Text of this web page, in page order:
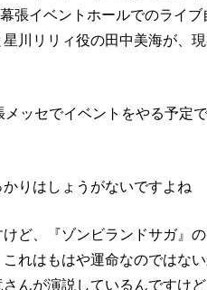
張イベントホールでのライ
川リリィ役の田中美海が、
ッセでイベントをやる予定
りはしょうがないですよね
ど、『ゾンビランドサガ』
れはもはや運命なのではな
んが演説しているんですけ